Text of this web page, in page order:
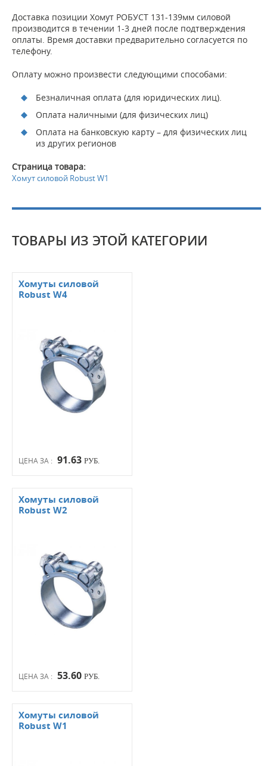
Доставка позиции Хомут РОБУСТ 131-139мм силовой
производится в течении 1-3 дней после подтверждения
оплаты. Время доставки предварительно согласуется по
телефону.
Оплату можно произвести следующими способами:
Безналичная оплата (для юридических лиц).
Оплата наличными (для физических лиц)
Оплата на банковскую карту – для физических лиц
из других регионов
Страница товара:
Хомут силовой Robust W1
ТОВАРЫ ИЗ ЭТОЙ КАТЕГОРИИ
ЦЕНА ЗА : 91.63 РУБ.
Хомуты силовой
Robust W4
ЦЕНА ЗА : 53.60 РУБ.
Хомуты силовой
Robust W2
Хомуты силовой
Robust W1